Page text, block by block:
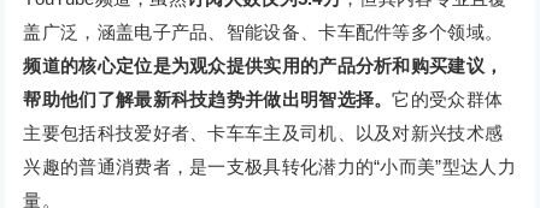
盖广泛，涵盖电子产品、智能设备、卡车配件等多个领域。
频道的核心定位是为观众提供实用的产品分析和购买建议，
帮助他们了解最新科技趋势并做出明智选择。它的受众群体
主要包括科技爱好者、卡车车主及司机、以及对新兴技术感
兴趣的普通消费者，是一支极具转化潜力的“小而美”型达人力
量。